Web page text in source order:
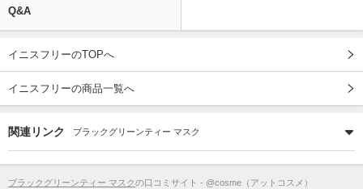
Q&A
イニスフリーのTOPへ
イニスフリーの商品一覧へ
関連リンク ブラックグリーンティー マスク
ブラックグリーンティー マスクの口コミサイト - @cosme（アットコスメ）